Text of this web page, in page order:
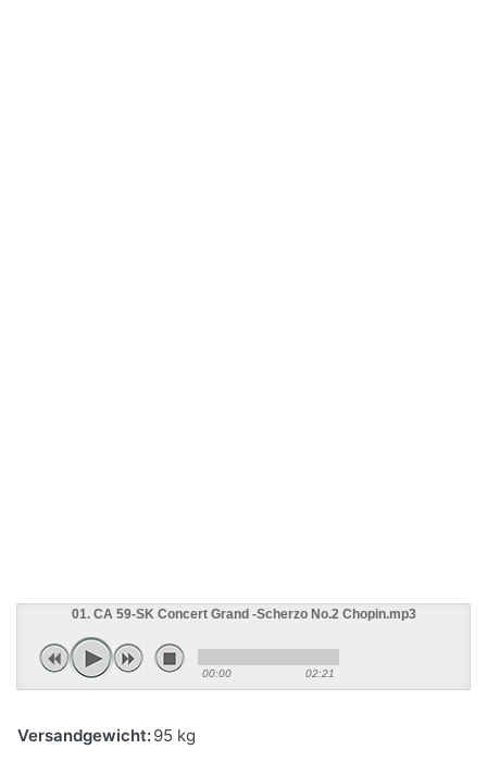
01. CA 59-SK Concert Grand -Scherzo No.2 Chopin.mp3
00:00 02:21
Versandgewicht:95 kg